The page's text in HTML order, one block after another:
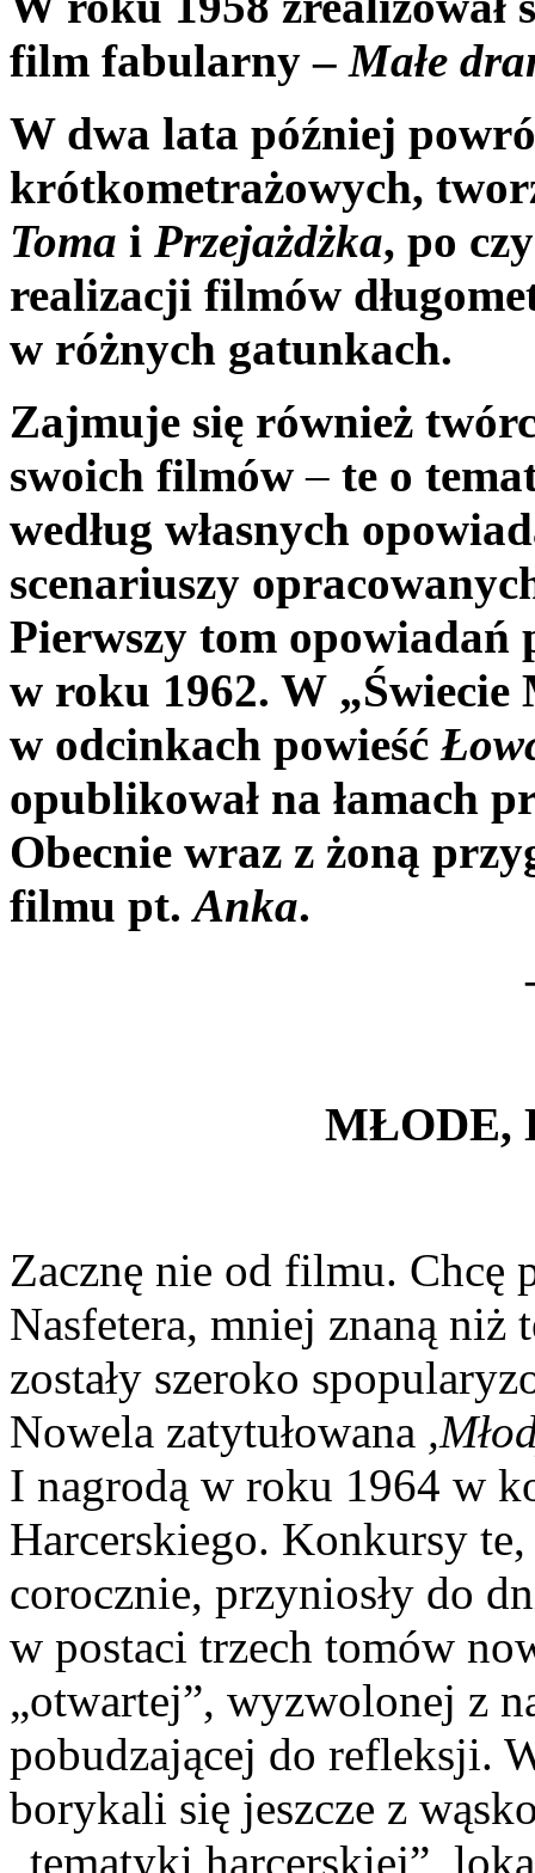
film fabularny –Małe
W dwa lata później
krótkometrażowych,
Toma i Przejażdżka, po
realizacji filmów
w różnych gatunkach.
Zajmuje się również
swoich filmów– te o
według własnych
scenariuszy
Pierwszy tom opowiadań
w roku 1962. W „Świecie
w odcinkach powieść
opublikował na łamach
Obecnie wraz z żoną
filmu pt.Anka.
MŁODE,
Zacznę nie od filmu. Chcę
Nasfetera, mniej znaną niż
zostały szeroko
Nowela zatytułowana
I nagrodą w roku 1964 w
Harcerskiego. Konkursy te,
corocznie, przyniosły do
w postaci trzech tomów
„otwartej”, wyzwolonej z
pobudzającej do refleksji.
borykali się jeszcze z
„tematyki harcerskiej”,